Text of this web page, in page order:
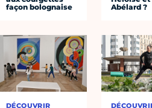
façon bolognaise
DÉCOUVRIR
Abélard ?